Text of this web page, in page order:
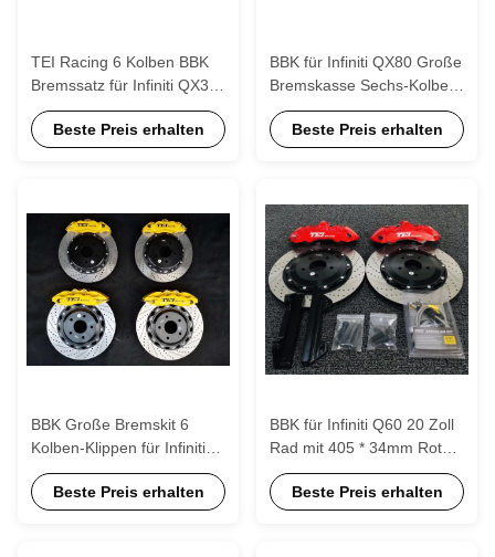
TEI Racing 6 Kolben BBK
Bremssatz für Infiniti QX30
mit 378*32mm 405*34mm
RotorBeste Preis erhalten
BBK für Infiniti QX80 Große
Bremskasse Sechs-Kolben-
Klippen mit 405*34mm
RotorBeste Preis erhalten
BBK Große Bremskit 6
Kolben-Klippen für Infiniti
Q50 mit 355*32mm Rotor
Vorder und Hinter P60S
Beste Preis erhalten
BBK für Infiniti Q60 20 Zoll
Rad mit 405 * 34mm Rotor
Front und hinten Big Brake
Kit
Beste Preis erhalten